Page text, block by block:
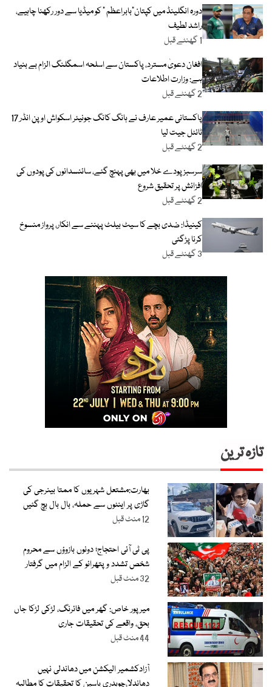
دورہ انگلینڈ میں کپتان”بابراعظم ” کو میڈیا سے دور رکھنا چاہیے،
راشد لطیف
1 گھنٹے قبل
افغان دعویٰ مسترد، پاکستان سے اسلحہ اسمگلنگ الزام بے بنیاد
ہے: وزارت اطلاعات
2 گھنٹے قبل
پاکستانی عمیر عارف نے ہانگ کانگ جونیئر اسکواش اوپن انڈر 17
ٹائٹل جیت لیا
2 گھنٹے قبل
سرسبزپودے خلا میں بھی پہنچ گئے، سائنسدانوں کی پودوں کی
افزائش پر تحقیق شروع
2 گھنٹے قبل
کینیڈا: ضدی بچے کا سیٹ بیلٹ پہننے سے انکار، پرواز منسوخ
کرنا پڑگئی
3 گھنٹے قبل
تازہ ترین
بھارت:مشتعل شہریوں کا ممتا بینرجی کی
گاڑی پر اینٹوں سے حملہ، بال بال بچ گئیں
12 منٹ قبل
پی ٹی آئی احتجاج؛ دونوں بازوؤں سے محروم
شخص تشدد و پتھرائو کے الزام میں گرفتار
32 منٹ قبل
میرپور خاص: گھر میں فائرنگ، لڑکی لڑکا جاں
بحق، واقعے کی تحقیقات جاری
44 منٹ قبل
آزادکشمیر الیکشن میں دھاندلی نہیں
دھاندلا،چوہدری یاسین کا تحقیقات کا مطالبہ